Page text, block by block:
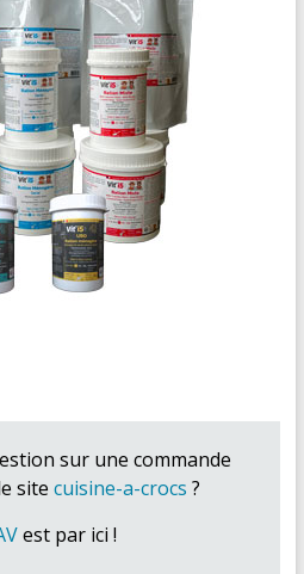
sur une commande
site cuisine-a-crocs ?
est par ici !